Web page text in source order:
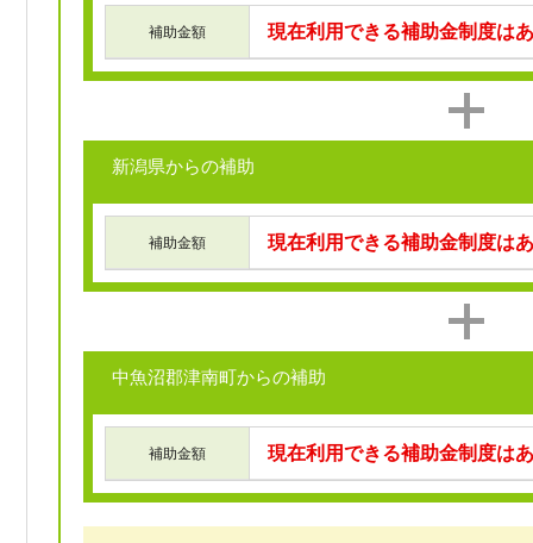
補助金額 現在利用できる補助金制度は
新潟県からの補助
補助金額 現在利用できる補助金制度は
中魚沼郡津南町からの補助
補助金額 現在利用できる補助金制度は